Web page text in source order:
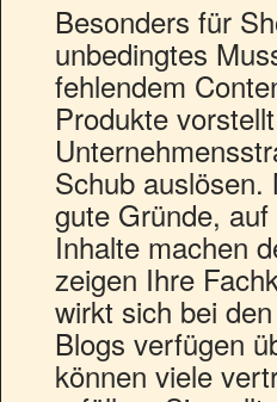
Besonders für
unbedingtes
fehlendem
Produkte
Schub
gute Gründe,
Inhalte machen
zeigen Ihre
wirkt sich bei
Blogs verfügen
können viele